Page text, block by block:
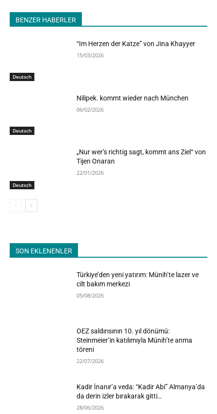
BENZER HABERLER
Deutsch
“Im Herzen der Katze” von Jina Khayyer
15/03/2026
Deutsch
Nilipek. kommt wieder nach München
06/02/2026
Deutsch
„Nur wer’s richtig sagt, kommt ans Ziel“ von
Tijen Onaran
22/01/2026
SON EKLENENLER
Türkiye’den yeni yatırım: Münih’te lazer ve
cilt bakım merkezi
05/08/2026
OEZ saldırısının 10. yıl dönümü:
Steinmeier’in katılımıyla Münih’te anma
töreni
22/07/2026
Kadir İnanır’a veda: “Kadir Abi” Almanya’da
da derin izler bırakarak gitti…
28/06/2026